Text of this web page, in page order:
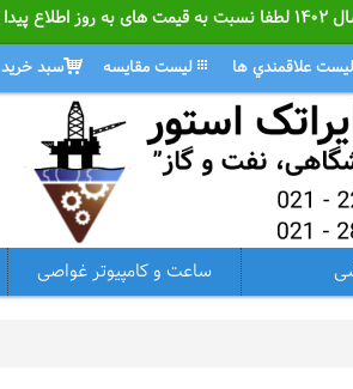
ليست علاقمندي ها ليست مقايسه سبد خريد
ساعت و کامپیوتر غواصی